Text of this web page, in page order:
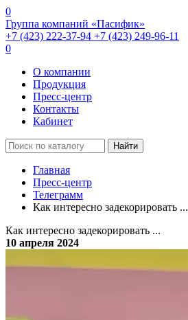
0
Группа компаний «Пасифик»
+7 (423) 222-37-94 +7 (423) 249-96-11
0
О компании
Продукция
Пресс-центр
Контакты
Кабинет
Найти
Главная
Пресс-центр
Телеграмм
Как интересно задекорировать ...
Как интересно задекорировать ...
10 апреля 2024